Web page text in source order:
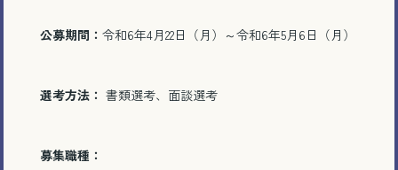
メール相談・面談予約
LINEで相談する
公募期間： 令和6年4月22日（月）～令和6年5月6日（月）
選考方法： 書類選考、面談選考
募集職種：